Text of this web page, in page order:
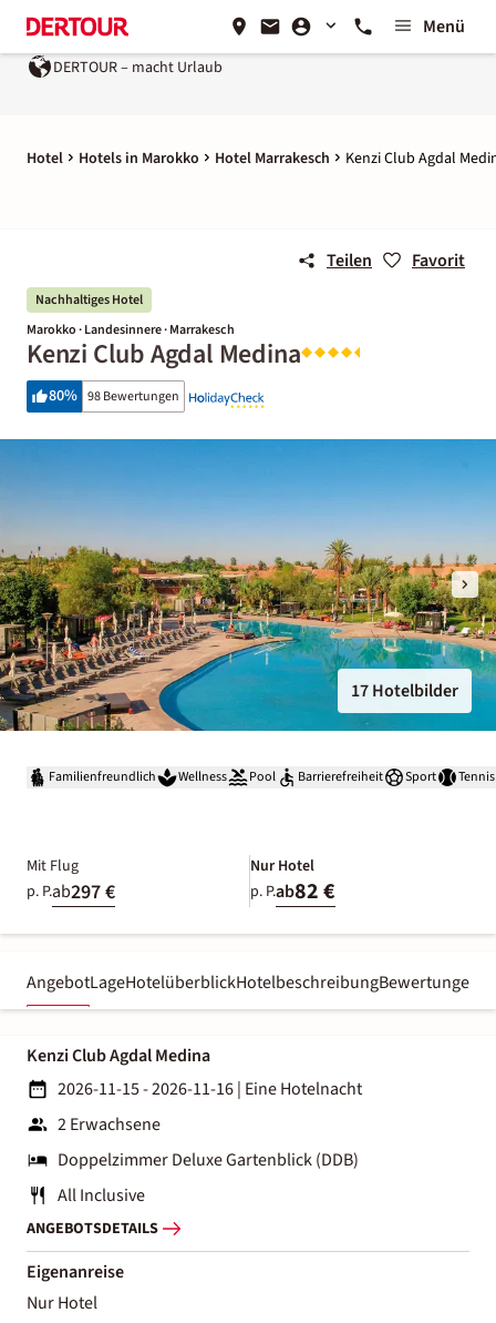
Menü
DERTOUR – macht Urlaub
Hotel Hotels in Marokko Hotel Marrakesch Kenzi Club Agdal
Teilen Favorit
Nachhaltiges Hotel
Marokko · Landesinnere · Marrakesch
Kenzi Club Agdal Medina
80% 98 Bewertungen
17 Hotelbilder
Familienfreundlich Wellness Pool Barrierefreiheit Sport Tennis
Mit Flug
p. P.ab297 €
Nur Hotel
p. P.ab82 €
AngebotLageHotelüberblickHotelbeschreibungBewertungen
Kenzi Club Agdal Medina
2026-11-15 - 2026-11-16| Eine Hotelnacht
2 Erwachsene
Doppelzimmer Deluxe Gartenblick (DDB)
All Inclusive
ANGEBOTSDETAILS
Eigenanreise
Nur Hotel